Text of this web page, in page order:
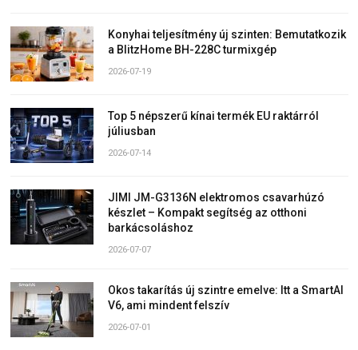
Konyhai teljesítmény új szinten: Bemutatkozik
a BlitzHome BH-228C turmixgép
2026-07-19
Top 5 népszerű kínai termék EU raktárról
júliusban
2026-07-14
JIMI JM-G3136N elektromos csavarhúzó
készlet – Kompakt segítség az otthoni
barkácsoláshoz
2026-07-07
Okos takarítás új szintre emelve: Itt a SmartAI
V6, ami mindent felszív
2026-07-01